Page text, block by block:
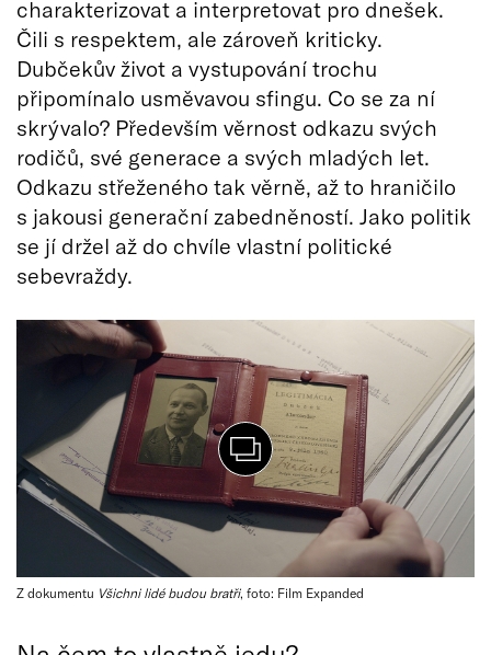
charakterizovat a interpretovat pro dnešek.
Čili s respektem, ale zároveň kriticky.
Dubčekův život a vystupování trochu
připomínalo usměvavou sfingu. Co se za ní
skrývalo? Především věrnost odkazu svých
rodičů, své generace a svých mladých let.
Odkazu střeženého tak věrně, až to hraničilo
s jakousi generační zabedněností. Jako politik
se jí držel až do chvíle vlastní politické
sebevraždy.
Z dokumentu Všichni lidé budou bratři, foto: Film Expanded